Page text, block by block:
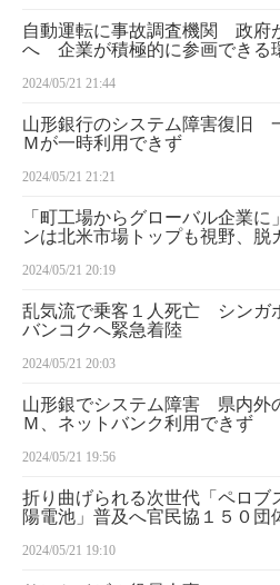
自動運転に事故調査機関 政府
へ 企業が積極的に参画できる
2024/05/21 21:44
山形銀行のシステム障害復旧
Ｍが一時利用できず
2024/05/21 21:21
「町工場からグローバル企業
ンは北米市場トップも視野、脱
2024/05/21 20:19
乱気流で乗客１人死亡 シンガ
バンコクへ緊急着陸
2024/05/21 20:03
山形銀でシステム障害 県内外
Ｍ、ネットバンク利用できず
2024/05/21 19:56
折り曲げられる次世代「ペロブ
陽電池」普及へ官民協１５０
2024/05/21 19:10